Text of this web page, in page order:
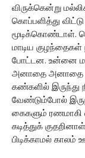
விருக்கென்று
கொப்பளித்து
மூடிக்கொண்டாள்.
மாடிய
போட்டன. உன்னை
அனாதை அனாதை
கண்களில் இருந்து
வேண்டும்போல்
கைகளும் ரணமாகி
கடித்துக்
பிடிக்காமல் காலம்